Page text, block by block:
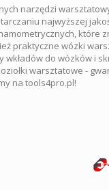
narzędzi
najwyższej
które
praktyczne wózki
do wózków i
warsztatowe -
na tools4pro.pl!